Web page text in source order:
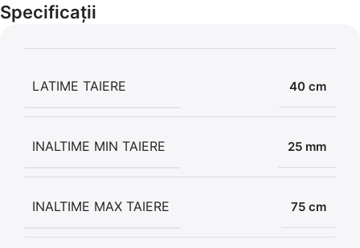
56,86 LEI
Specificații
LATIME TAIERE 40 cm
INALTIME MIN TAIERE 25 mm
INALTIME MAX TAIERE 75 cm